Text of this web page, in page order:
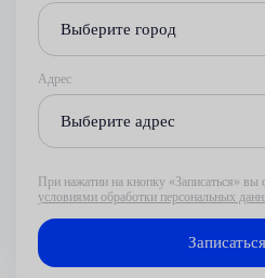
Выберите город
Адрес
Выберите адрес
При нажатии на кнопку «Записаться» вы
условиями обработки персональных